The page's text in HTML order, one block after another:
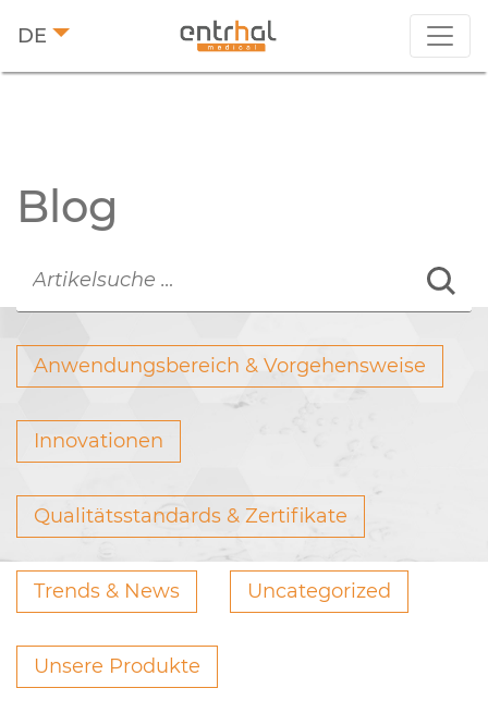
DE
Blog
Anwendungsbereich & Vorgehensweise
Innovationen
Qualitätsstandards & Zertifikate
Trends & News Uncategorized
Unsere Produkte